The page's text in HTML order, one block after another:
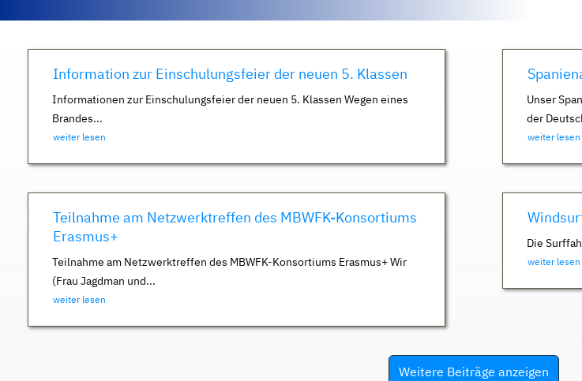
Information zur Einschulungsfeier der neuen 5. Klassen
Informationen zur Einschulungsfeier der neuen 5. Klassen Wegen eines
Brandes...
weiter lesen
Unser
der
weiter lesen
Teilnahme am Netzwerktreffen des MBWFK-Konsortiums
Erasmus+
Teilnahme am Netzwerktreffen des MBWFK-Konsortiums Erasmus+ Wir
(Frau Jagdman und...
weiter lesen
Die
weiter lesen
Weitere Beiträge anzeigen